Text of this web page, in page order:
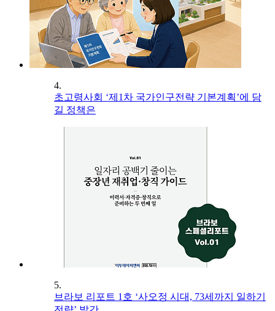
4.
초고령사회 ‘제1차 국가인구전략 기본계획’에 담
길 정책은
5.
브라보 리포트 1호 ‘사오정 시대, 73세까지 일하기